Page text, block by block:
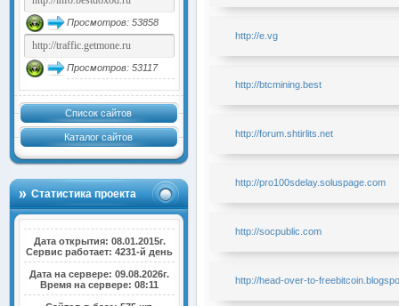
Просмотров: 53858
Просмотров: 53117
Список сайтов
Каталог сайтов
Статистика проекта
Дата открытия: 08.01.2015г.
Сервис работает: 4231-й день
Дата на сервере: 09.08.2026г.
Время на сервере: 08:11
http://e.vg
http://btcmining.best
http://forum.shtirlits.net
http://pro100sdelay.soluspage.com
http://socpublic.com
http://head-over-to-